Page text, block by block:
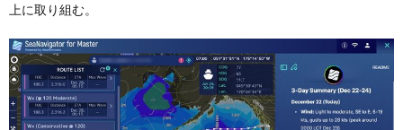
上に取り組む。